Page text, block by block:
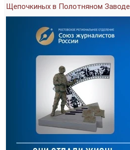
Щепочкиных в Полотняном Заводе